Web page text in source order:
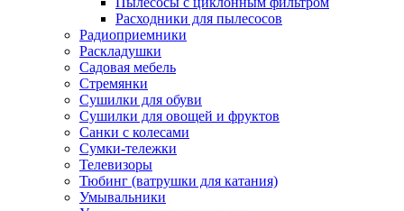
Расходники для пылесосов
Радиоприемники
Раскладушки
Садовая мебель
Стремянки
Сушилки для обуви
Сушилки для овощей и фруктов
Санки с колесами
Сумки-тележки
Телевизоры
Тюбинг (ватрушки для катания)
Умывальники